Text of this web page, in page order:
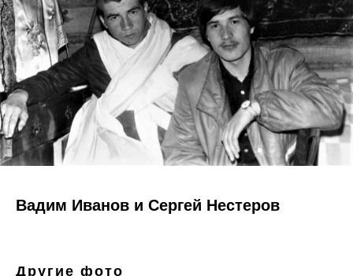
Вадим Иванов и Сергей Нестеров
Другие фото